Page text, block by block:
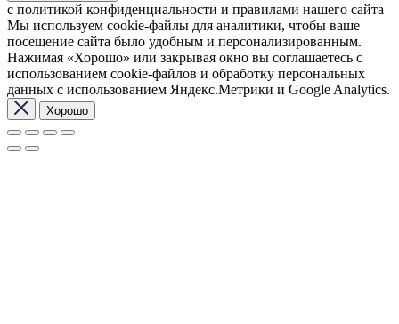
с политикой конфиденциальности и правилами нашего сайта
Мы используем cookie-файлы для аналитики, чтобы ваше
посещение сайта было удобным и персонализированным.
Нажимая «Хорошо» или закрывая окно вы соглашаетесь с
использованием cookie-файлов и обработку персональных
данных с использованием Яндекс.Метрики и Google Analytics.
Хорошо